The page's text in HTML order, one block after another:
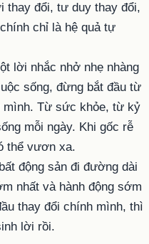
thay đổi, tư duy thay đổi,
chỉ là hệ quả tự
lời nhắc nhở nhẹ nhàng
sống, đừng bắt đầu từ
mình. Từ sức khỏe, từ kỷ
mỗi ngày. Khi gốc rễ
thể vươn xa.
động sản đi đường dài
nhất và hành động sớm
thay đổi chính mình, thì
lời rồi.